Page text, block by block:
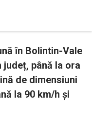
în Bolintin-Vale
până la ora
de dimensiuni
la 90 km/h și